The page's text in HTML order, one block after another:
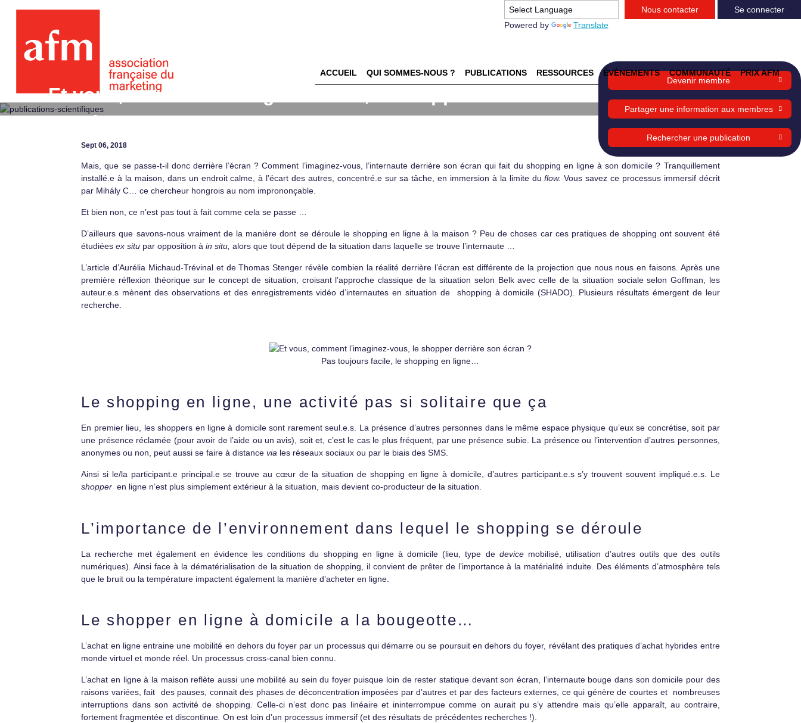
Powered by Translate
Nous contacter Se connecter
ACCUEIL QUI SOMMES-NOUS ? PUBLICATIONS RESSOURCES ÉVÈNEMENTS COMMUNAUTÉ PRIX AFM
Et vous, comment l’imaginez-vous, le shopper derrière
son écran ?
Devenir membre
Partager une information aux membres
Rechercher une publication
Sept 06, 2018
Mais, que se passe-t-il donc derrière l’écran ? Comment l’imaginez-vous, l’internaute derrière son écran qui fait du shopping en ligne à son domicile ? Tranquillement
installé.e à la maison, dans un endroit calme, à l’écart des autres, concentré.e sur sa tâche, en immersion à la limite duflow.Vous savez ce processus immersif décrit
par Mihály C… ce chercheur hongrois au nom imprononçable.
Et bien non, ce n’est pas tout à fait comme cela se passe …
D’ailleurs que savons-nous vraiment de la manière dont se déroule le shopping en ligne à la maison ? Peu de choses car ces pratiques de shopping ont souvent été
étudiéesex situ par opposition àin situ, alors que tout dépend de la situation dans laquelle se trouve l’internaute …
L’article d’Aurélia Michaud-Trévinal et de Thomas Stenger révèle combien la réalité derrière l’écran est différente de la projection que nous nous en faisons. Après une
première réflexion théorique sur le concept de situation, croisant l’approche classique de la situation selon Belk avec celle de la situation sociale selon Goffman, les
auteur.e.s mènent des observations et des enregistrements vidéo d’internautes en situation de shopping à domicile (SHADO). Plusieurs résultats émergent de leur
recherche.
Pas toujours facile, le shopping en ligne…
Le shopping en ligne, une activité pas si solitaire que ça
En premier lieu, les shoppers en ligne à domicile sont rarement seul.e.s. La présence d’autres personnes dans le même espace physique qu’eux se concrétise, soit par
une présence réclamée (pour avoir de l’aide ou un avis), soit et, c’est le cas le plus fréquent, par une présence subie. La présence ou l’intervention d’autres personnes,
anonymes ou non, peut aussi se faire à distancevia les réseaux sociaux ou par le biais des SMS.
Ainsi si le/la participant.e principal.e se trouve au cœur de la situation de shopping en ligne à domicile, d’autres participant.e.s s’y trouvent souvent impliqué.e.s. Le
shopper en ligne n’est plus simplement extérieur à la situation, mais devient co-producteur de la situation.
L’importance de l’environnement dans lequel le shopping se déroule
La recherche met également en évidence les conditions du shopping en ligne à domicile (lieu, type de devicemobilisé, utilisation d’autres outils que des outils
numériques). Ainsi face à la dématérialisation de la situation de shopping, il convient de prêter de l’importance à la matérialité induite. Des éléments d’atmosphère tels
que le bruit ou la température impactent également la manière d’acheter en ligne.
Le shopper en ligne à domicile a la bougeotte…
L’achat en ligne entraine une mobilité en dehors du foyer par un processus qui démarre ou se poursuit en dehors du foyer, révélant des pratiques d’achat hybrides entre
monde virtuel et monde réel. Un processus cross-canal bien connu.
L’achat en ligne à la maison reflète aussi une mobilité au sein du foyer puisque loin de rester statique devant son écran, l’internaute bouge dans son domicile pour des
raisons variées, fait des pauses, connait des phases de déconcentration imposées par d’autres et par des facteurs externes, ce qui génère de courtes et nombreuses
interruptions dans son activité de shopping. Celle-ci n’est donc pas linéaire et ininterrompue comme on aurait pu s’y attendre mais qu’elle apparaît, au contraire,
fortement fragmentée et discontinue.On est loin d’un processus immersif (et des résultats de précédentes recherches !).